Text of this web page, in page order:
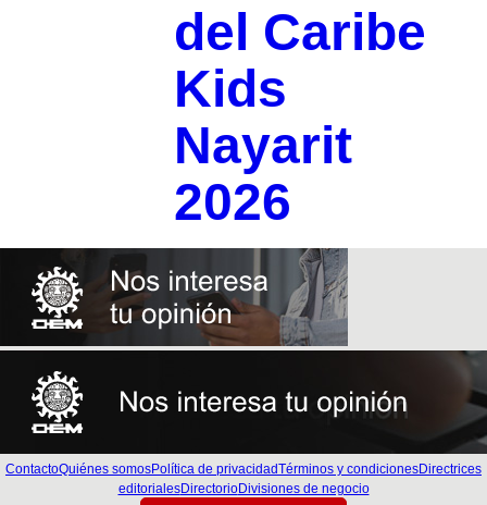
del Caribe
Kids
Nayarit
2026
ContactoQuiénes somosPolítica de privacidadTérminos y condicionesDirectrices
editorialesDirectorioDivisiones de negocio